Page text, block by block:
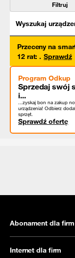
Filtruj
Wyszukaj
Przeceny na
12 rat: . Sprawdź
Program Odkup
Sprzedaj swój
i...
...zyskaj bon na zakup
urządzenia! Odbierz
sprzęt.
Sprawdź ofertę
Abonament dla firm
Internet dla firm